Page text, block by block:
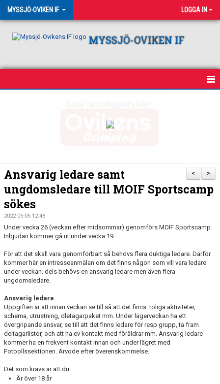
MYSSJÖ-OVIKEN IF LOGGA IN
MYSSJÖ-OVIKEN IF
KALENDER
CAMPING
MOIF SPORTSCAMP
AGNE ÅHS MINNESFOND
>
<
Ansvarig ledare samt
ungdomsledare till MOIF Sportscamp
sökes
2022-05-05 12:48
Under vecka 26 (veckan efter midsommar) genomförs MOIF Sportscamp.
Inbjudan kommer gå ut under vecka 19.
För att det skall vara genomförbart så behövs flera duktiga ledare. Därför
kommer här en intresseanmälan om det finns någon som vill vara ledare
under veckan. dels behövs en ansvarig ledare men även flera
ungdomsledare.
Ansvarig ledare
Uppgiften är att innan veckan se till så att det finns roliga aktiviteter,
schema, utrustning, dletagarpaket mm. Under lägerveckan ha ett
övergripande ansvar, se till att det finns ledare för resp grupp, ta fram
deltagarlistor, och att ha ev kontakt med föräldrar mm. Ansvarig ledare
kommer ha en frekvent kontakt innan och under lägret med
Fotbollssektionen. Arvode efter överenskommelse.
Det som krävs är att du:
Är över 18 år